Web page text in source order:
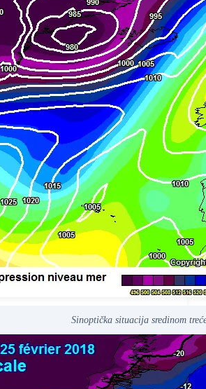
Sinoptička situacija sredinom